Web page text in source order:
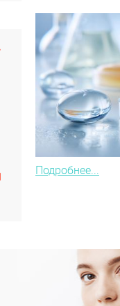
Подробнее...